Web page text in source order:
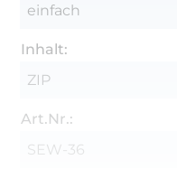
einfach
Inhalt:
ZIP
Art.Nr.:
SEW-36